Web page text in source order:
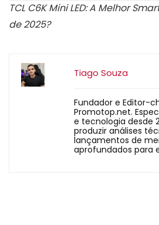
TCL C6K Mini LED: A Melhor
de 2025?
Tiago Souza
Fundador e Editor-
Promotop.net.
e tecnologia desde
produzir análises
lançamentos de
aprofundados para